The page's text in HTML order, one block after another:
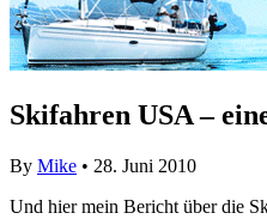
Skifahren USA –
By Mike • 28. Juni 2010
Und hier mein Bericht über die